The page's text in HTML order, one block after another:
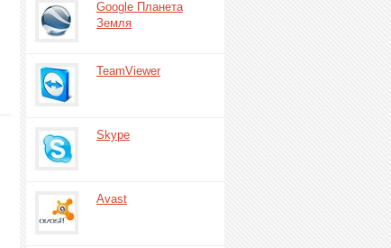
Google Планета
Земля
TeamViewer
Skype
Avast